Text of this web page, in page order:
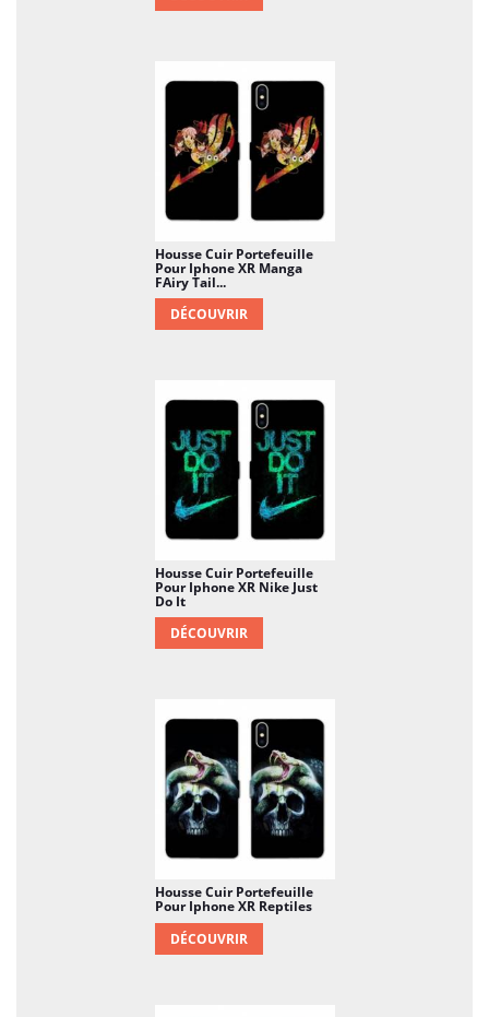
Housse Cuir Portefeuille
Pour Iphone XR Manga
FAiry Tail...
DÉCOUVRIR
Housse Cuir Portefeuille
Pour Iphone XR Nike Just
Do It
DÉCOUVRIR
Housse Cuir Portefeuille
Pour Iphone XR Reptiles
DÉCOUVRIR